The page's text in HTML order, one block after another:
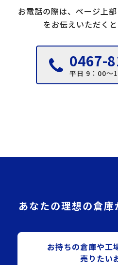
お電話の際は、ページ上
をお伝えいただくと
0467-
平日 9：00～
あなたの理想の倉庫
お持ちの倉庫や⼯
売りたい